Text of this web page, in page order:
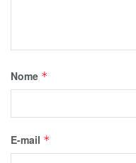
Nome *
E-mail *